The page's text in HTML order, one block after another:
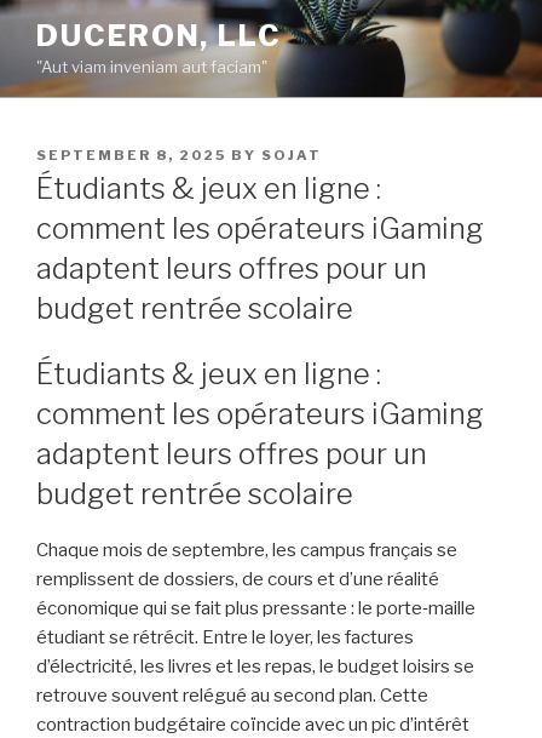
Skip
content
DUCERON, LLC
"Aut viam inveniam aut faciam"
POSTED
ON
SEPTEMBER 8, 2025 BY SOJAT
Étudiants & jeux en ligne :
comment les opérateurs iGaming
adaptent leurs offres pour un
budget rentrée scolaire
Étudiants & jeux en ligne :
comment les opérateurs iGaming
adaptent leurs offres pour un
budget rentrée scolaire
Chaque mois de septembre, les campus français se
remplissent de dossiers, de cours et d’une réalité
économique qui se fait plus pressante : le porte‑maille
étudiant se rétrécit. Entre le loyer, les factures
d’électricité, les livres et les repas, le budget loisirs se
retrouve souvent relégué au second plan. Cette
contraction budgétaire coïncide avec un pic d’intérêt